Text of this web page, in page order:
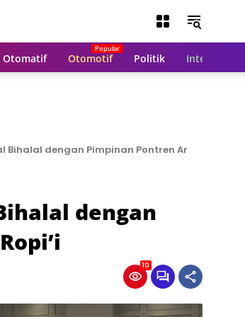
Otomatif Otomotif Politik Internasional
Bihalal dengan Pimpinan Pontren Ar
dengan
10